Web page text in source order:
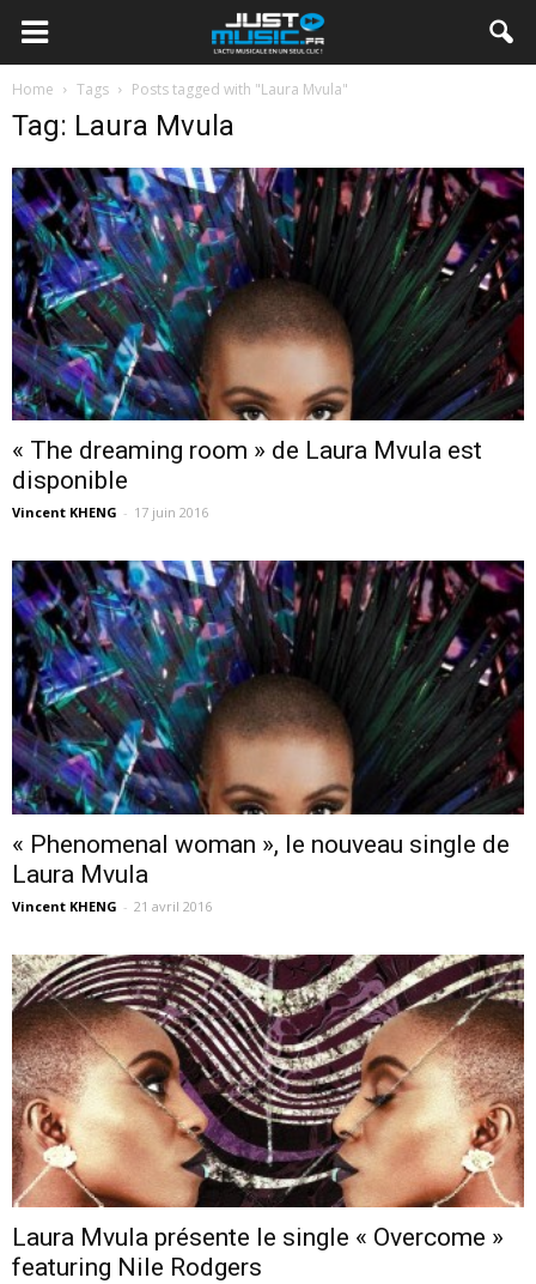
Home Tags Posts tagged with "Laura Mvula"
Tag: Laura Mvula
« The dreaming room » de Laura Mvula est
disponible
Vincent KHENG - 17 juin 2016
« Phenomenal woman », le nouveau single de
Laura Mvula
Vincent KHENG - 21 avril 2016
Laura Mvula présente le single « Overcome »
featuring Nile Rodgers